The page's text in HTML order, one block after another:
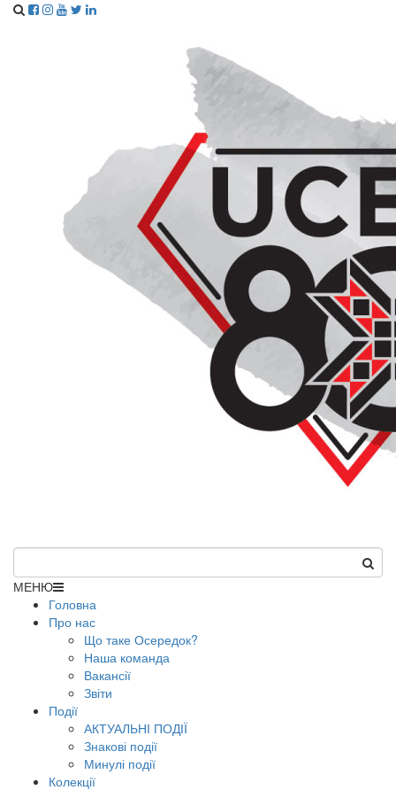
МЕНЮ
Головна
Про нас
Що таке Осередок?
Наша команда
Вакансії
Звіти
Події
АКТУАЛЬНІ ПОДІЇ
Знакові події
Минулі події
Колекції